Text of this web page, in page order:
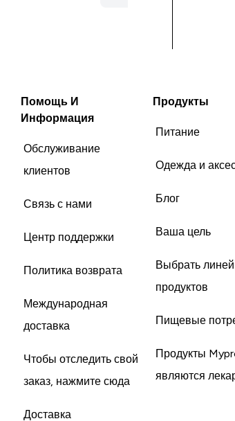
Помощь И
Информация
Обслуживание
клиентов
Связь с нами
Центр поддержки
Политика возврата
Международная
доставка
Чтобы отследить свой
заказ, нажмите сюда
Доставка
Продукты
Питание
Одежда и
Блог
Ваша цель
Выбрать
продуктов
Пищевые
Продукты
являются